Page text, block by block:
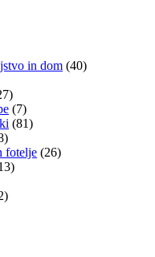
in dom (40)
(7)
(81)
fotelje (26)